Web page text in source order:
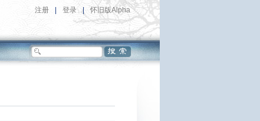
注册 登录 | 怀旧版Alpha